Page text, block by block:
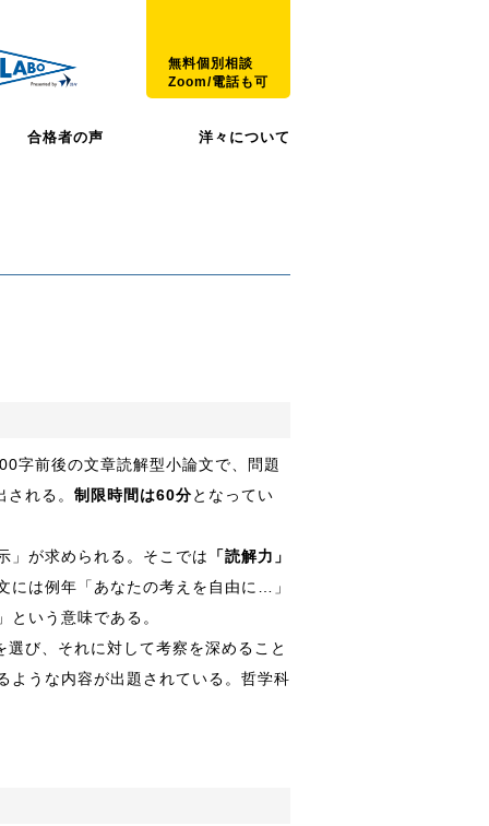
無料個別相談
Zoom/電話も可
合格者の声 洋々について
前後の文章読解型小論文で、問題
される。 制限時間は60分となってい
」が求められる。そこでは
「読解力」
には例年「あなたの考えを自由に…」
いう意味である。
選び、それに対して考察を深めること
ような内容が出題されている。哲学科